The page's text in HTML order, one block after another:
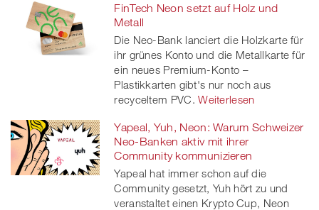
FinTech Neon setzt auf Holz und
Metall
Die Neo-Bank lanciert die Holzkarte für
ihr grünes Konto und die Metallkarte für
ein neues Premium-Konto –
Plastikkarten gibt's nur noch aus
recyceltem PVC. Weiterlesen
Yapeal, Yuh, Neon: Warum Schweizer
Neo-Banken aktiv mit ihrer
Community kommunizieren
Yapeal hat immer schon auf die
Community gesetzt, Yuh hört zu und
veranstaltet einen Krypto Cup, Neon